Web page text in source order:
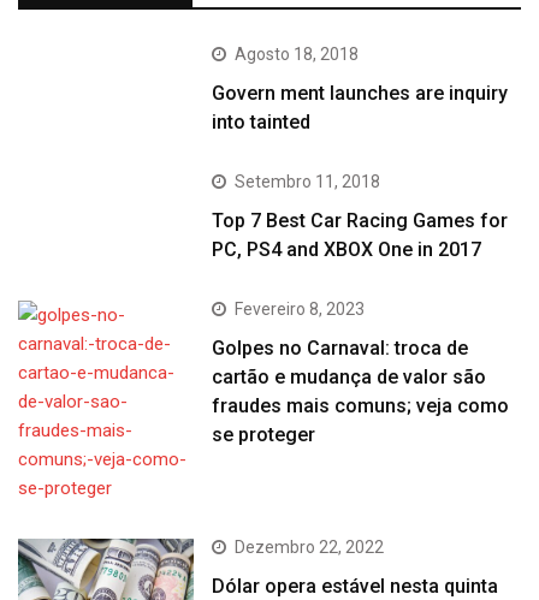
Agosto 18, 2018
Govern ment launches are inquiry
into tainted
Setembro 11, 2018
Top 7 Best Car Racing Games for
PC, PS4 and XBOX One in 2017
Fevereiro 8, 2023
Golpes no Carnaval: troca de
cartão e mudança de valor são
fraudes mais comuns; veja como
se proteger
Dezembro 22, 2022
Dólar opera estável nesta quinta